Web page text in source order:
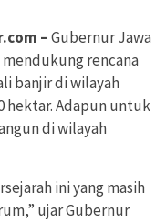
–Gubernur Jawa
rencana
banjir di wilayah
hektar. Adapun untuk
di wilayah
ini yang masih
ujar Gubernur